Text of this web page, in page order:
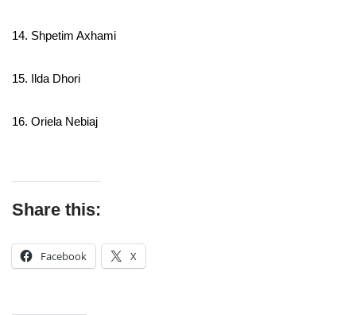
14. Shpetim Axhami
15. Ilda Dhori
16. Oriela Nebiaj
Share this:
Facebook X